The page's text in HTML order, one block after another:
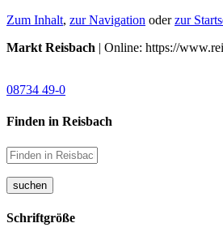
Zum Inhalt, zur Navigation oderzur
Markt Reisbach | Online: https://
08734 49-0
Finden in Reisbach
suchen
Schriftgröße